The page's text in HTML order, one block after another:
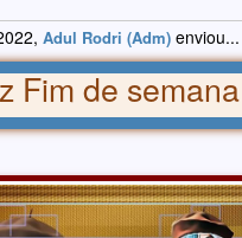
Adul Rodri (Adm) enviou...
Fim de semana